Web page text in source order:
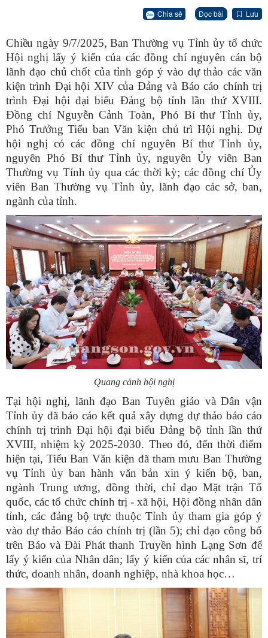
Chia sẻ Đọc bài Lưu
Chiều ngày 9/7/2025, Ban Thường vụ Tỉnh ủy tổ chức
Hội nghịlấy ý kiến của các đồng chí nguyên cán bộ
lãnh đạo chủ chốt của tỉnh góp ý vào dự thảo các văn
kiện trình Đại hội XIV của Đảng và Báo cáo chính trị
trình Đại hội đại biểu Đảng bộ tỉnh lần thứ XVIII.
Đồng chí Nguyễn Cảnh Toàn, Phó Bí thư Tỉnh ủy,
Phó Trưởng Tiểu ban Văn kiện chủ trì Hội nghị. Dự
hội nghị có các đồng chí nguyên Bí thư Tỉnh ủy,
nguyên Phó Bí thư Tỉnh ủy, nguyên Ủy viên Ban
Thường vụ Tỉnh ủy qua các thời kỳ; các đồng chí Ủy
viên Ban Thường vụ Tỉnh ủy, lãnh đạo các sở, ban,
ngành của tỉnh.
Quang cảnh hội nghị
Tại hội nghị, lãnh đạo Ban Tuyên giáo và Dân vận
Tỉnh ủy đã báo cáo kết quả xây dựng dự thảo báo cáo
chính trị trình Đại hội đại biểu Đảng bộ tỉnh lần thứ
XVIII, nhiệm kỳ 2025-2030. Theo đó, đến thời điểm
hiện tại, Tiểu Ban Văn kiện đã tham mưu Ban Thường
vụ Tỉnh ủy ban hành văn bản xin ý kiến bộ, ban,
ngành Trung ương, đồng thời, chỉ đạo Mặt trận Tổ
quốc, các tổ chức chính trị - xã hội, Hội đồng nhân dân
tỉnh, các đảng bộ trực thuộc Tỉnh ủy tham gia góp ý
vào dự thảo Báo cáo chính trị (lần 5); chỉ đạo công bố
trên Báo và Đài Phát thanh Truyền hình Lạng Sơn để
lấy ý kiến của Nhân dân; lấy ý kiến của các nhân sĩ, trí
thức, doanh nhân, doanh nghiệp, nhà khoa học…